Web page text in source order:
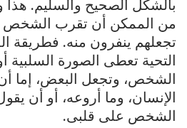
بالشكل الصحيح والسليم. هذا
من الممكن أن تقرب الشخص
تجعلهم ينفرون منه. فطريقة
التحية تعطى الصورة السلبية
الشخص، وتجعل البعض، إما
الإنسان، وما أروعه، أو أن
الشخص على قلبى.